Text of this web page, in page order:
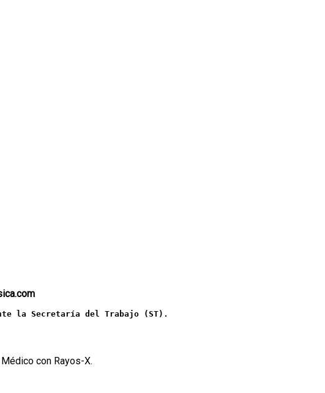
la Secretaría del Trabajo (ST).
con Rayos-X.